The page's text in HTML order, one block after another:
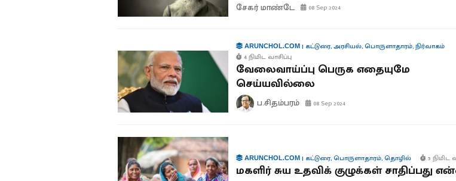
சேகர் மாண்டே 08 Sep 2024
ARUNCHOL.COM| கட்டுரை,அரசியல்,பொருளாதாரம்,நிர்வாகம்
4 நிமிட வாசிப்பு
வேலைவாய்ப்பு பெருக எதையுமே
செய்யவில்லை
ப.சிதம்பரம் 08 Sep 2024
ARUNCHOL.COM| கட்டுரை,பொருளாதாரம்,தொழில் 5 நிமிட
மகளிர் சுய உதவிக் குழுக்கள் சாதிப்பது